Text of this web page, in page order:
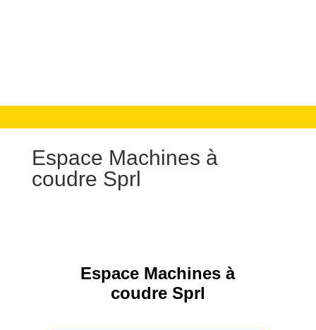
Espace Machines à
coudre Sprl
Espace Machines à
coudre Sprl